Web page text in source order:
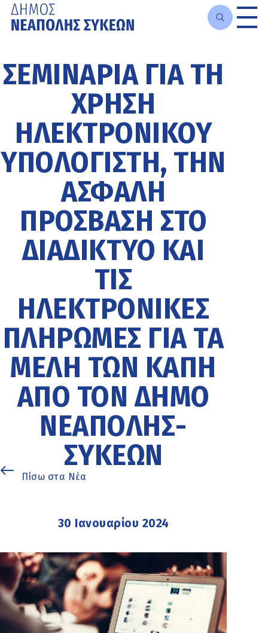
κυρίως
περιεχόμενο
ΣΕΜΙΝΆΡΙΑ ΓΙΑ ΤΗ
ΧΡΉΣΗ
ΗΛΕΚΤΡΟΝΙΚΟΎ
ΥΠΟΛΟΓΙΣΤΉ, ΤΗΝ
ΑΣΦΑΛΉ
ΠΡΌΣΒΑΣΗ ΣΤΟ
ΔΙΑΔΊΚΤΥΟ ΚΑΙ
ΤΙΣ
ΗΛΕΚΤΡΟΝΙΚΈΣ
ΠΛΗΡΩΜΈΣ ΓΙΑ ΤΑ
ΜΈΛΗ ΤΩΝ ΚΑΠΗ
ΑΠΌ ΤΟΝ ΔΉΜΟ
ΝΕΆΠΟΛΗΣ-
ΣΥΚΕΏΝ
Πίσω στα Νέα
30 Ιανουαρίου 2024